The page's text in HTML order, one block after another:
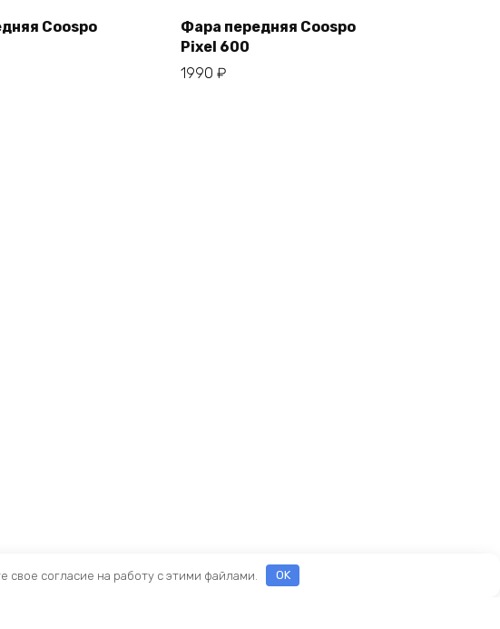
Coospo
Фара передняя Coospo
Pixel 600
1990 ₽
свое согласие на работу с этими файлами. OK